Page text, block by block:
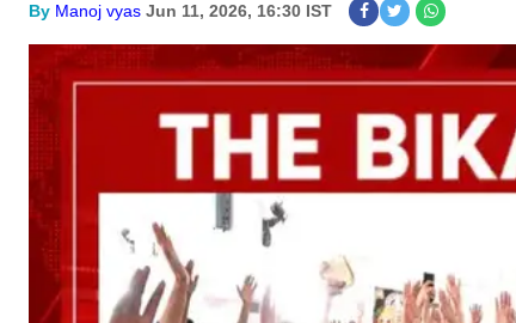
By Manoj vyas Jun 11, 2026, 16:30 IST